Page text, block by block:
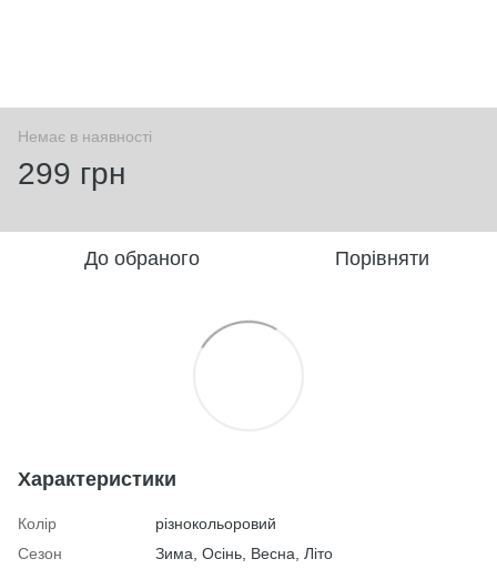
Немає в наявності
299 грн
До обраного Порівняти
Характеристики
Колір
різнокольоровий
Сезон
Зима, Осінь, Весна, Літо